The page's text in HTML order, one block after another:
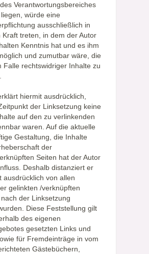
Verantwortungsbereiches
würde eine
ausschließlich in
Kraft treten, in dem der Autor
Kenntnis hat und es ihm
und zumutbar wäre, die
Falle rechtswidriger Inhalte zu
hiermit ausdrücklich,
der Linksetzung keine
auf den zu verlinkenden
waren. Auf die aktuelle
Gestaltung, die Inhalte
der
Seiten hat der Autor
Deshalb distanziert er
ausdrücklich von allen
gelinkten /verknüpften
der Linksetzung
Diese Feststellung gilt
des eigenen
gesetzten Links und
für Fremdeinträge in vom
Gästebüchern,